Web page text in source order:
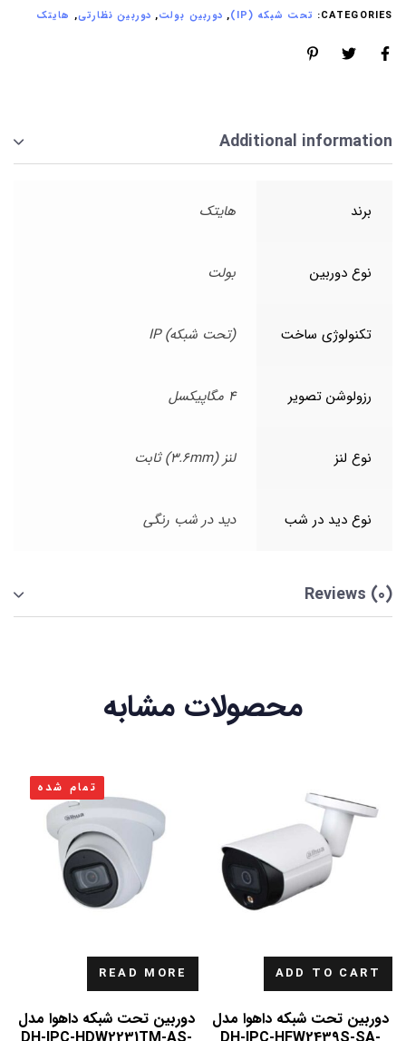
CATEGORIES: تحت شبکه (IP) , دوربین بولت, دوربین نظارتی, هایتک
Additional information
برند هایتک
نوع دوربین بولت
تکنولوژی ساخت (تحت شبکه) IP
رزولوشن تصویر 4 مگاپیکسل
نوع لنز لنز (3.6mm) ثابت
نوع دید در شب دید در شب رنگی
Reviews (0)
محصولات مشابه
ADD TO CART
دوربین تحت شبکه داهوا مدل
تمام شده
READ MORE
دوربین تحت شبکه داهوا مدل